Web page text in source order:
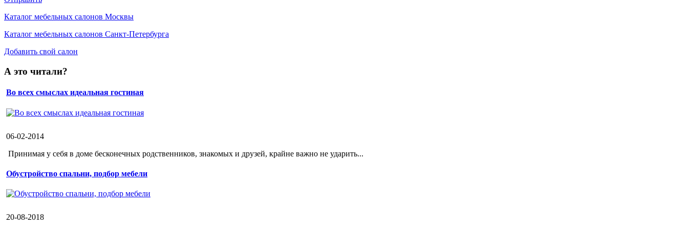
Каталог мебельных салонов Москвы
Каталог мебельных салонов Санкт-Петербурга
Добавить свой салон
А это читали?
Во всех смыслах идеальная гостиная
06-02-2014
Принимая у себя в доме бесконечных родственников, знакомых и друзей, крайне важно не ударить...
Обустройство спальни, подбор мебели
20-08-2018